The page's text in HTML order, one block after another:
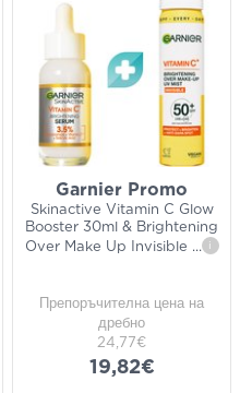
Garnier Promo
Skinactive Vitamin C Glow
Booster 30ml & Brightening
Over Make Up Invisible ... i
Препоръчителна цена на
дребно
24,77€
19,82€